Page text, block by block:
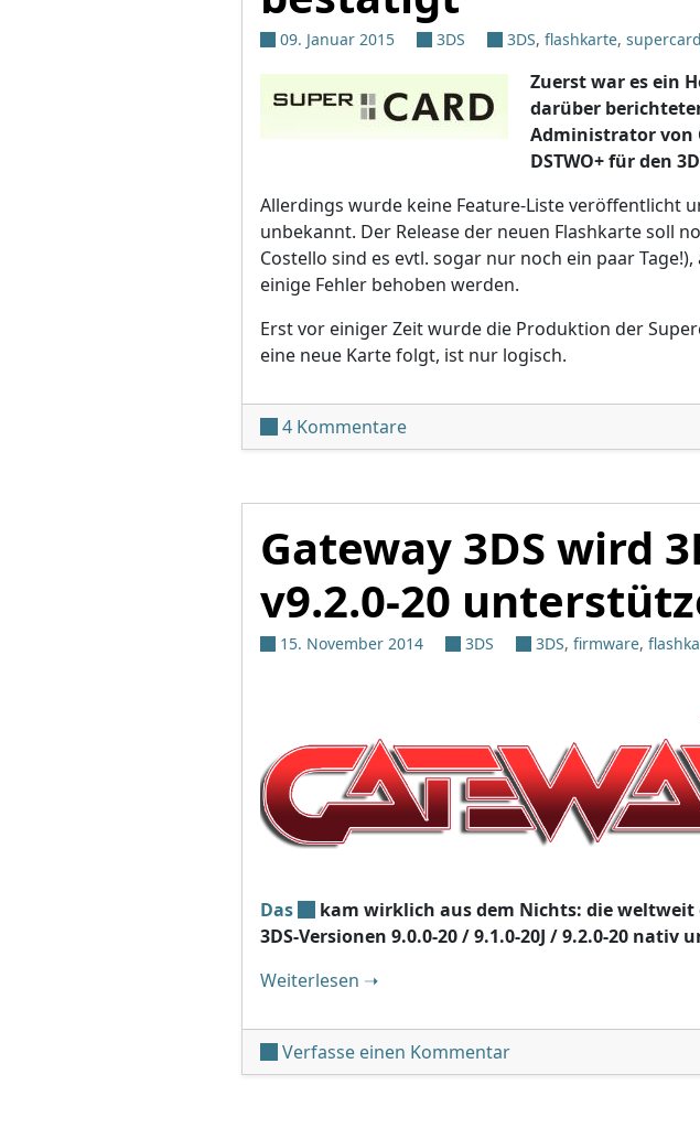
09. Januar 2015 3DS 3DS, flashkarte, supercard
Zuerst war es ein
darüber
Administrator von
DSTWO+ für den
Allerdings wurde keine Feature-Liste veröffentlicht
unbekannt. Der Release der neuen Flashkarte soll
Costello sind es evtl. sogar nur noch ein paar
einige Fehler behoben werden.
Erst vor einiger Zeit wurde die Produktion der
eine neue Karte folgt, ist nur logisch.
4 Kommentarezu Supercard DSTWO+ für 3DS
Gateway 3DS wird
v9.2.0-20
15. November 2014 3DS 3DS, firmware,
Das
kam wirklich aus dem Nichts: die weltweit
3DS-Versionen 9.0.0-20 / 9.1.0-20J / 9.2.0-20 nativ
Weiterlesen "Gateway 3DS wird 3DS-Update v9.2.0-
➝
Verfasse einen Kommentarunter 'Gateway 3DS